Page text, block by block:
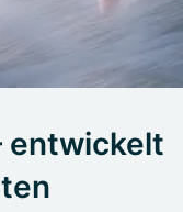
entwickelt